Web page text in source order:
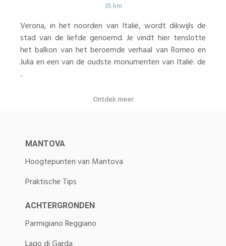
35 km
Verona, in het noorden van Italië, wordt dikwijls de
stad van de liefde genoemd. Je vindt hier tenslotte
het balkon van het beroemde verhaal van Romeo en
Julia en een van de oudste monumenten van Italië: de
..
Ontdek meer
MANTOVA
Hoogtepunten van Mantova
Praktische Tips
ACHTERGRONDEN
Parmigiano Reggiano